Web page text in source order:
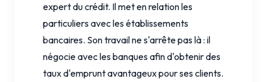
expert du crédit. Il met en relation les
particuliers avec les établissements
bancaires. Son travail ne s'arrête pas là : il
négocie avec les banques afin d'obtenir des
taux d'emprunt avantageux pour ses clients.